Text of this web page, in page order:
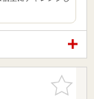
お気に入
りに追加